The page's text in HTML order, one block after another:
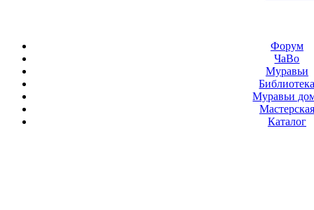
Форум
ЧаВо
Муравьи
Муравьи
Мастерская
Каталог